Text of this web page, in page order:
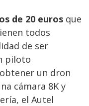
de 20 euros que
todos
de ser
piloto
un dron
cámara 8K y
el Autel